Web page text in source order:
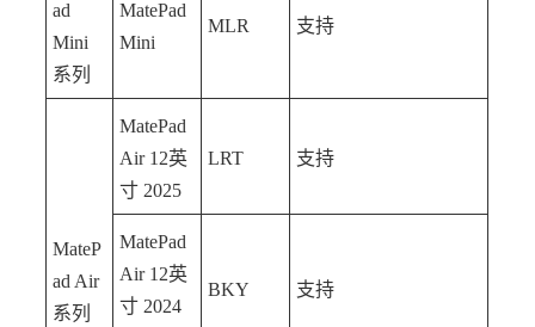
ad
Mini
系列
MatePad
Mini
MLR 支持
MateP
ad Air
系列
MatePad
Air 12英
寸 2025
LRT 支持
MatePad
Air 12英
寸 2024
BKY 支持